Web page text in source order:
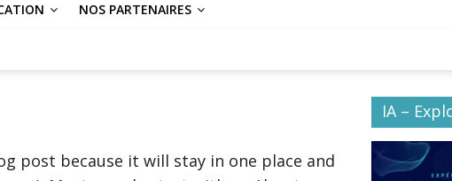
NOS PARTENAIRES
post because it will stay in one place and
IA –